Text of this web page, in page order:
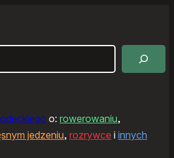
o: rowerowaniu,
jedzeniu, rozrywce i innych